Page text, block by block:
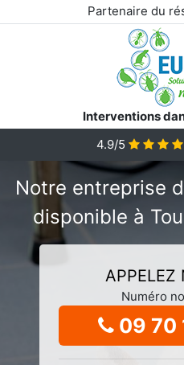
Partenaire du
Interventions
4.9/5
Notre entreprise
disponible à
APPELEZ
Numéro
09 70